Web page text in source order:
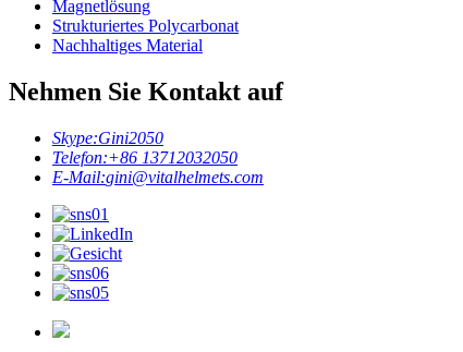
Magnetlösung
Strukturiertes Polycarbonat
Nachhaltiges Material
Nehmen Sie Kontakt auf
Skype:Gini2050
Telefon:+86 13712032050
E-Mail:gini@vitalhelmets.com